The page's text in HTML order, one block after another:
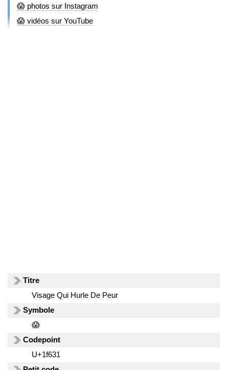
😱 photos sur Instagram
😱 vidéos sur YouTube
Titre
Visage Qui Hurle De Peur
Symbole
😱
Codepoint
U+1f631